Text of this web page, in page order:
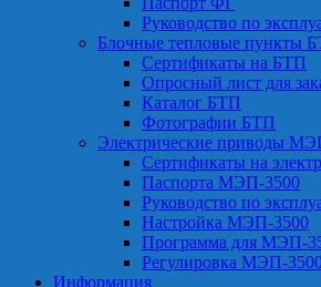
Руководство по
Блочные тепловые пункты
Сертификаты на БТП
Опросный лист для
Каталог БТП
Фотографии БТП
Электрические приводы
Сертификаты на
Паспорта МЭП-3500
Руководство по
Настройка МЭП-3500
Программа для МЭП-
Регулировка МЭП-
Информация